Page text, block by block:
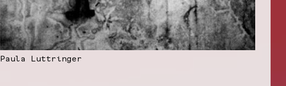
Paula Luttringer